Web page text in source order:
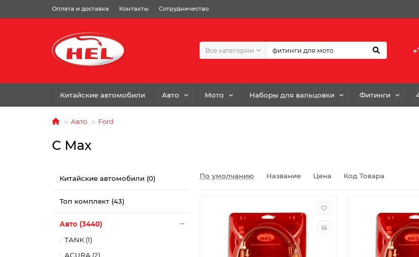
Оплата и доставка Контакты Сотрудничество
Все категории
Китайские автомобили Авто Мото Наборы для вальцовки Фитинги
Авто Ford
C Max
Китайские автомобили (0)
Топ комплект (43)
Авто (3440)
TANK (1)
ACURA (2)
По умолчанию Название Цена Код Товара